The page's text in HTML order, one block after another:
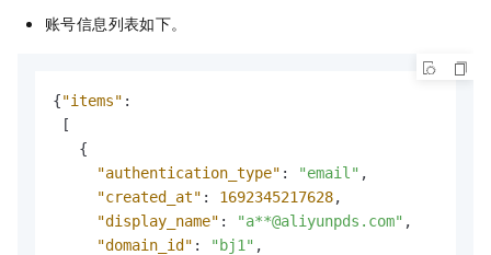
账号信息列表如下。
{"items" :
[
{
"authentication_type" : "email" ,
"created_at" : 1692345217628,
"display_name" : "a**@aliyunpds.com" ,
"domain_id" : "bj1" ,